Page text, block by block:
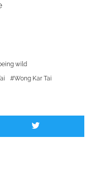
wild
Wong Kar Tai